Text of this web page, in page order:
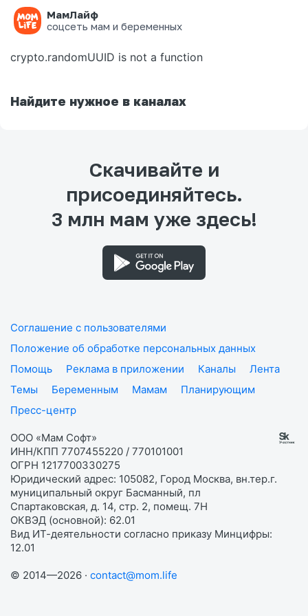
МамЛайф
соцсеть мам и беременных
Ошибка на странице
crypto.randomUUID is not a function
Найдите нужное в каналах
Скачивайте и
присоединяйтесь.
3 млн мам уже здесь!
Соглашение с пользователями
Положение об обработке персональных данных
Помощь
Реклама в приложении Каналы
Лента
Темы
Беременным Мамам
Планирующим
Пресс-центр
ООО «Мам Софт»
ИНН/КПП 7707455220 / 770101001
ОГРН 1217700330275
Юридический адрес: 105082, Город Москва, вн.тер.г.
муниципальный округ Басманный, пл
Спартаковская, д. 14, стр. 2, помещ. 7Н
ОКВЭД (основной): 62.01
Вид ИТ-деятельности согласно приказу Минцифры:
12.01
© 2014—2026 · contact@mom.life